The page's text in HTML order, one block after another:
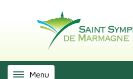
Menu